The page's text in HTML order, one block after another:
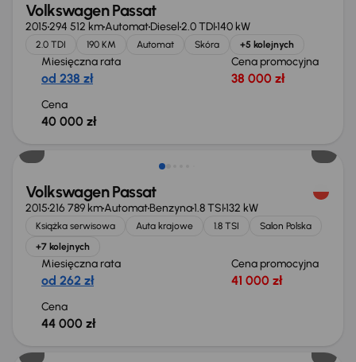
Volkswagen Passat
2015294 512 kmAutomatDiesel2.0 TDI140 kW
2.0 TDI 190 KM Automat Skóra +5 kolejnych
Miesięczna rata
od 238 zł
Cena promocyjna
38 000 zł
Cena
40 000 zł
Volkswagen Passat
2015216 789 kmAutomatBenzyna1.8 TSI132 kW
Książka serwisowa Auta krajowe 1.8 TSI
Salon Polska
+7 kolejnych
Miesięczna rata
od 262 zł
Cena promocyjna
41 000 zł
Cena
44 000 zł